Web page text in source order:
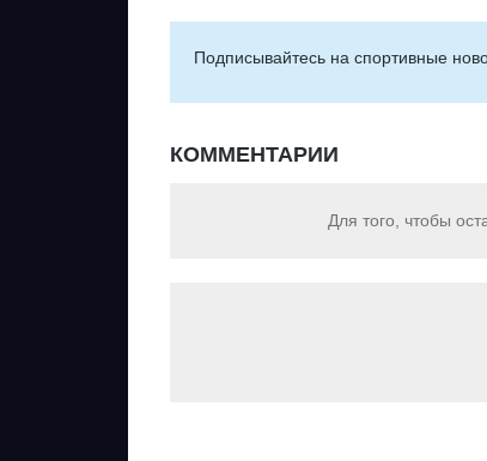
Подписывайтесь на cпортивные
КОММЕНТАРИИ
Для того, чтобы